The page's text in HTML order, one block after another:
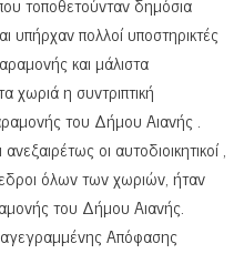
υπήρχαν πολλοί υποστηρικτές
και μάλιστα
χωριά η συντριπτική
του Δήμου Αιανής .
οι αυτοδιοικητικοί ,
όλων των χωριών, ήταν
του Δήμου Αιανής.
Απόφασης